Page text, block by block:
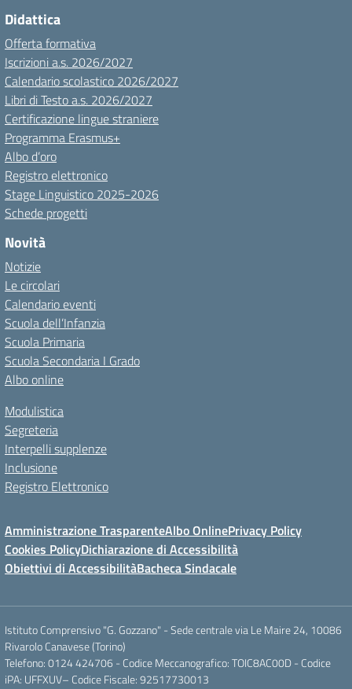
Didattica
Offerta formativa
Iscrizioni a.s. 2026/2027
Calendario scolastico 2026/2027
Libri di Testo a.s. 2026/2027
Certificazione lingue straniere
Programma Erasmus+
Albo d’oro
Registro elettronico
Stage Linguistico 2025-2026
Schede progetti
Novità
Notizie
Le circolari
Calendario eventi
Scuola dell’Infanzia
Scuola Primaria
Scuola Secondaria I Grado
Albo online
Modulistica
Segreteria
Interpelli supplenze
Inclusione
Registro Elettronico
Amministrazione TrasparenteAlbo OnlinePrivacy Policy
Cookies PolicyDichiarazione di Accessibilità
Obiettivi di AccessibilitàBacheca Sindacale
Istituto Comprensivo "G. Gozzano" - Sede centrale via Le Maire 24, 10086
Rivarolo Canavese (Torino)
Telefono: 0124 424706 - Codice Meccanografico: TOIC8AC00D - Codice
iPA: UFFXUV– Codice Fiscale: 92517730013